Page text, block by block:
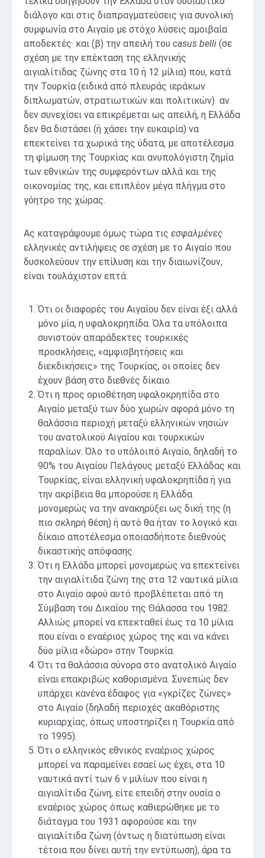
διάλογο και στις διαπραγματεύσεις για συνολική
συμφωνία στο Αιγαίο με στόχο λύσεις αμοιβαία
αποδεκτές· και (β) την απειλή του casus belli (σε
σχέση με την επέκταση της ελληνικής
αιγιαλίτιδας ζώνης στα 10 ή 12 μίλια) που, κατά
την Τουρκία (ειδικά από πλευράς ιεράκων
διπλωματών, στρατιωτικών και πολιτικών) αν
δεν συνεχίσει να επικρέμεται ως απειλή, η Ελλάδα
δεν θα διστάσει (ή χάσει την ευκαιρία) να
επεκτείνει τα χωρικά της ύδατα, με αποτέλεσμα
τη φίμωση της Τουρκίας και ανυπολόγιστη ζημία
των εθνικών της συμφερόντων αλλά και της
οικονομίας της, και επιπλέον μέγα πλήγμα στο
γόητρο της χώρας.
Ας καταγράψουμε όμως τώρα τις εσφαλμένες
ελληνικές αντιλήψεις σε σχέση με το Αιγαίο που
δυσκολεύουν την επίλυση και την διαιωνίζουν,
είναι τουλάχιστον επτά:
Ότι οι διαφορές του Αιγαίου δεν είναι έξι αλλά
μόνο μία, η υφαλοκρηπίδα. Όλα τα υπόλοιπα
συνιστούν απαράδεκτες τουρκικές
προσκλήσεις, «αμφισβητήσεις και
διεκδικήσεις» της Τουρκίας, οι οποίες δεν
έχουν βάση στο διεθνές δίκαιο.
Ότι η προς οριοθέτηση υφαλοκρηπίδα στο
Αιγαίο μεταξύ των δύο χωρών αφορά μόνο τη
θαλάσσια περιοχή μεταξύ ελληνικών νησιών
του ανατολικού Αιγαίου και τουρκικών
παραλίων. Όλο το υπόλοιπό Αιγαίο, δηλαδή το
90% του Αιγαίου Πελάγους μεταξύ Ελλάδας και
Τουρκίας, είναι ελληνική υφαλοκρηπίδα ή για
την ακρίβεια θα μπορούσε η Ελλάδα
μονομερώς να την ανακηρύξει ως δική της (η
πιο σκληρή θέση) ή αυτό θα ήταν το λογικό και
δίκαιο αποτέλεσμα οποιασδήποτε διεθνούς
δικαστικής απόφασης.
Ότι η Ελλάδα μπορεί μονομερώς να επεκτείνει
την αιγιαλίτιδα ζώνη της στα 12 ναυτικά μίλια
στο Αιγαίο αφού αυτό προβλέπεται από τη
Σύμβαση του Δικαίου της Θάλασσα του 1982.
Αλλιώς μπορεί να επεκταθεί έως τα 10 μίλια
που είναι ο εναέριος χώρος της και να κάνει
δύο μίλια «δώρο» στην Τουρκία.
Ότι τα θαλάσσια σύνορα στο ανατολικό Αιγαίο
είναι επακριβώς καθορισμένα. Συνεπώς δεν
υπάρχει κανένα έδαφος για «γκρίζες ζώνες»
στο Αιγαίο (δηλαδή περιοχές ακαθόριστης
κυριαρχίας, όπως υποστηρίζει η Τουρκία από
το 1995).
Ότι ο ελληνικός εθνικός εναέριος χώρος
μπορεί να παραμείνει εσαεί ως έχει, στα 10
ναυτικά αντί των 6 ν.μιλίων που είναι η
αιγιαλίτιδα ζώνη, είτε επειδή στην ουσία ο
εναέριος χώρος όπως καθιερώθηκε με το
διάταγμα του 1931 αφορούσε και την
αιγιαλίτιδα ζώνη (όντως η διατύπωση είναι
τέτοια που δίνει αυτή την εντύπωση), άρα τα